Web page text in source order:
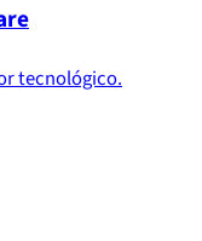
tecnológico.